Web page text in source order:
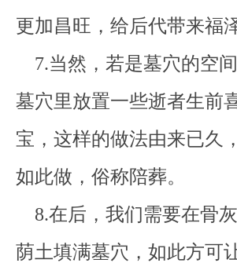
更加昌旺，给后代带来福
7.当然，若是墓穴的空
墓穴里放置一些逝者生前
宝，这样的做法由来已久
如此做，俗称陪葬。
8.在后，我们需要在骨
荫土填满墓穴，如此方可